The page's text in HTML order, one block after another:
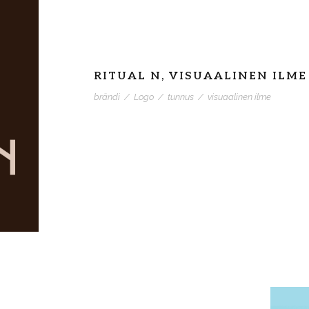
RITUAL N, VISUAALINEN ILME
brändi / Logo / tunnus / visuaalinen ilme